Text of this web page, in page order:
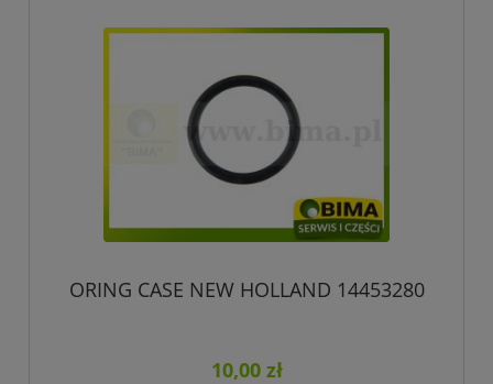
ORING CASE NEW HOLLAND 14453280
10,00 zł